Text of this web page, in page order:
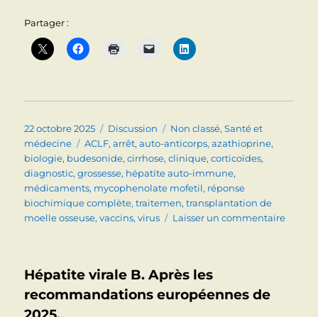
Partager :
Publié
le
22 octobre 2025 Format
Discussion Catégories
Non classé,Santé et
médecine
Étiquettes
ACLF,arrêt,auto-anticorps,azathioprine,
biologie, budesonide,cirrhose,clinique,corticoïdes,
diagnostic,grossesse, hépatite auto-immune,
médicaments, mycophenolate mofetil, réponse
biochimique complète,traitemen,transplantation de
moelle osseuse,vaccins,virus Laisser un commentairesur
Hépatite virale B. Après les
recommandations européennes de